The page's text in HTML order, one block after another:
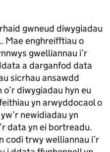
gwneud diwygiadau
Mae enghreifftiau o
gwelliannau i’r
a darganfod data
sicrhau ansawdd
diwygiadau hyn eu
yn arwyddocaol o
newidiadau yn
data yn ei bortreadu.
codi trwy welliannau i’r